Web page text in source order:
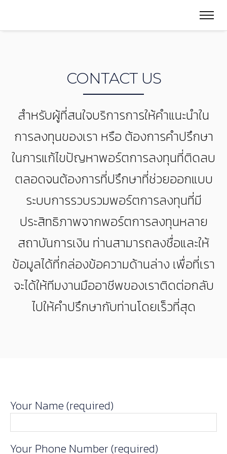
CONTACT US
สำหรับผู้ที่สนใจบริการการให้คำแนะนำใน
การลงทุนของเรา หรือ ต้องการคำปรึกษา
ในการแก้ไขปัญหาพอร์ตการลงทุนที่ติดลบ
ตลอดจนต้องการที่ปรึกษาที่ช่วยออกแบบ
ระบบการรวบรวมพอร์ตการลงทุนที่มี
ประสิทธิภาพจากพอร์ตการลงทุนหลาย
สถาบันการเงิน ท่านสามารถลงชื่อและให้
ข้อมูลได้ที่กล่องข้อความด้านล่าง เพื่อที่เรา
จะได้ให้ทีมงานมืออาชีพของเราติดต่อกลับ
ไปให้คำปรึกษากับท่านโดยเร็วที่สุด
Your Name (required)
Your Phone Number (required)